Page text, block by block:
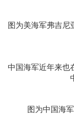
图为美海军弗吉尼
中国海军近年来也
图为中国海